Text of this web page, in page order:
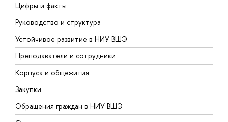
Цифры и факты
Руководство и структура
Устойчивое развитие в НИУ ВШЭ
Преподаватели и сотрудники
Корпуса и общежития
Закупки
Обращения граждан в НИУ ВШЭ